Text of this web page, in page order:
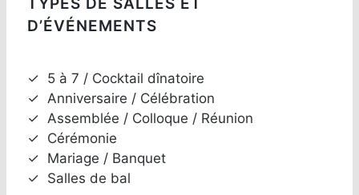
D’ÉVÉNEMENTS
✓ 5 à 7 / Cocktail dînatoire
✓ Anniversaire / Célébration
✓ Assemblée / Colloque / Réunion
✓ Cérémonie
✓ Mariage / Banquet
✓ Salles de bal